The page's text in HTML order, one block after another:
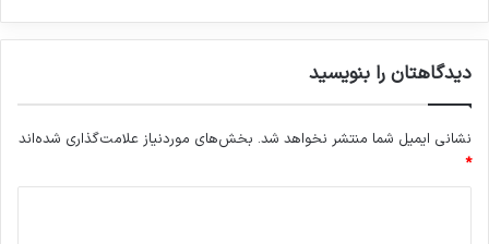
ن
ا
ش
ا
ز
ج
ن
ت
م
ت
ب
ه
دیدگاهتان را بنویسید
نشانی ایمیل شما منتشر نخواهد شد. بخش‌های موردنیاز علامت‌گذاری شده‌اند
*